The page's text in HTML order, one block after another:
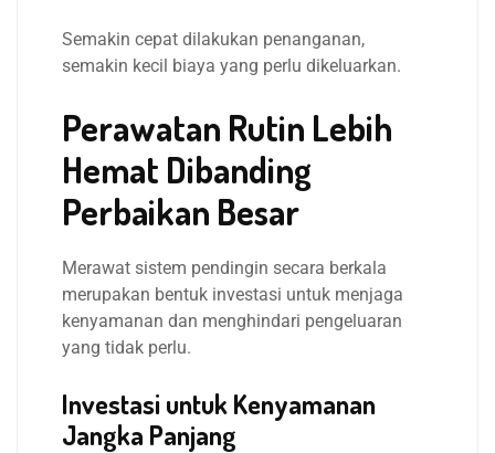
Semakin cepat dilakukan penanganan,
semakin kecil biaya yang perlu dikeluarkan.
Perawatan Rutin Lebih
Hemat Dibanding
Perbaikan Besar
Merawat sistem pendingin secara berkala
merupakan bentuk investasi untuk menjaga
kenyamanan dan menghindari pengeluaran
yang tidak perlu.
Investasi untuk Kenyamanan
Jangka Panjang